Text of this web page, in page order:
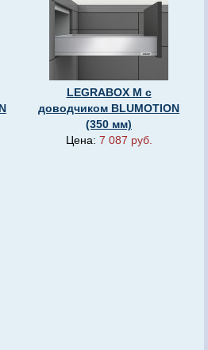
LEGRABOX M с
доводчиком BLUMOTION
(350 мм)
Цена: 7 087 руб.